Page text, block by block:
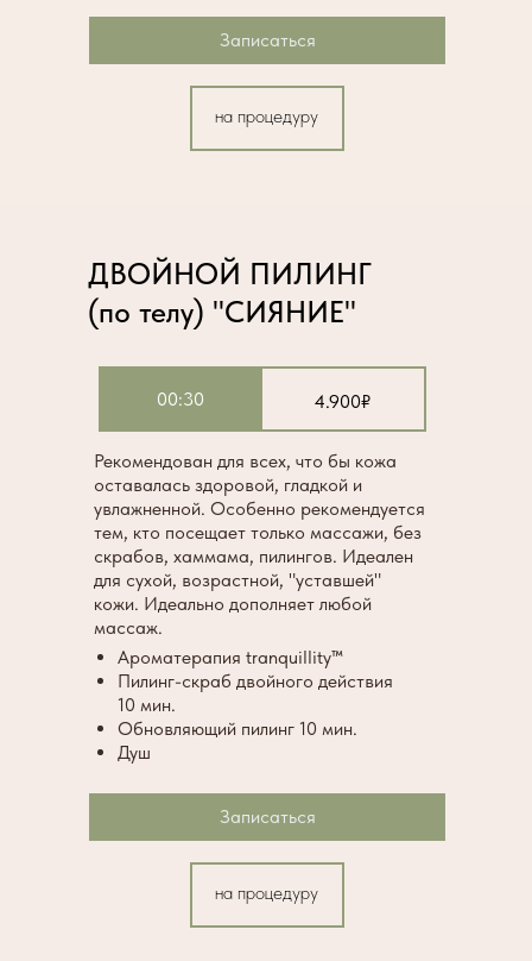
на процедуру
Записаться
на процедуру
00:30 4.900₽
Ароматерапия tranquillity™
Пилинг-скраб двойного действия
10 мин.
Обновляющий пилинг 10 мин.
Душ
Записаться
ДВОЙНОЙ ПИЛИНГ
(по телу) "СИЯНИЕ"
Рекомендован для всех, что бы кожа
оставалась здоровой, гладкой и
увлажненной. Особенно рекомендуется
тем, кто посещает только массажи, без
скрабов, хаммама, пилингов. Идеален
для сухой, возрастной, "уставшей"
кожи. Идеально дополняет любой
массаж.